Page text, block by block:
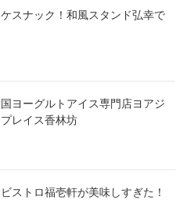
スナック！和風スタンド弘幸で
ヨーグルトアイス専門店ヨアジ
レイス香林坊
ストロ福壱軒が美味しすぎた！